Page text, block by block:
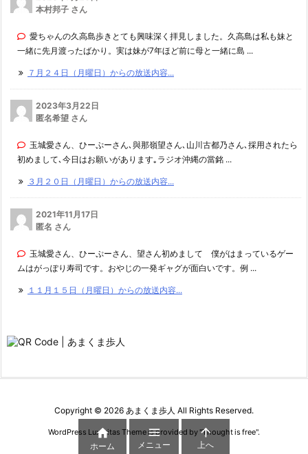
本村邦子 さん
愛ちゃんの久高島歩きとても興味深く拝見しました。久高島は私も妹と
一緒に先月渡ったばかり。実は妹が7年ほど前に母と一緒に島 ...
７月２４日（月曜日）からの放送内容...
2023年3月22日
匿名希望 さん
玉城愛さん、ひーぷーさん､與那嶺望さん､山川古都乃さん､採用されたら
初めまして､今日はお願いがあります｡ラジオ沖縄の當銘 ...
３月２０日（月曜日）からの放送内容...
2021年11月17日
匿名 さん
玉城愛さん、ひーぷーさん、望さん初めまして 僕がはまっているゲー
ムはがっぽり寿司です。おやじの一発ギャグが面白いです。例 ...
１１月１５日（月曜日）からの放送内容...
Copyright © 2026 あまくま歩人 All Rights Reserved.
WordPress Luxeritas Theme is provided by "Thought is free".

ホーム

メニュー

上へ